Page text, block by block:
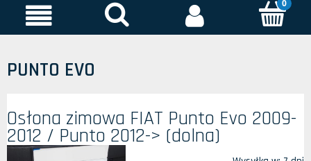
PUNTO EVO
Osłona zimowa FIAT Punto Evo 2009-
2012 / Punto 2012-> (dolna)